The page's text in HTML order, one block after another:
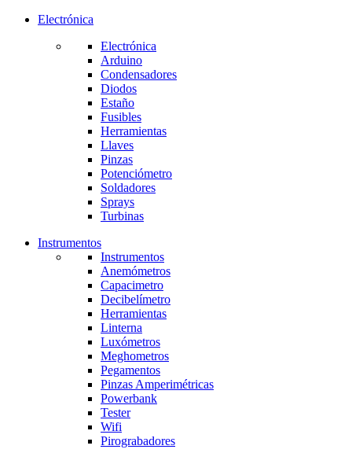
Electrónica
Electrónica
Arduino
Condensadores
Diodos
Estaño
Fusibles
Herramientas
Llaves
Pinzas
Potenciómetro
Soldadores
Sprays
Turbinas
Instrumentos
Instrumentos
Anemómetros
Capacimetro
Decibelímetro
Herramientas
Linterna
Luxómetros
Meghometros
Pegamentos
Pinzas Amperimétricas
Powerbank
Tester
Wifi
Pirograbadores